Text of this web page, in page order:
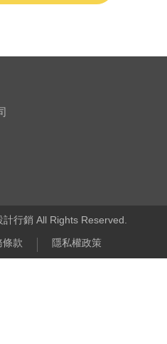
行銷 All Rights Reserved.
條款 隱私權政策